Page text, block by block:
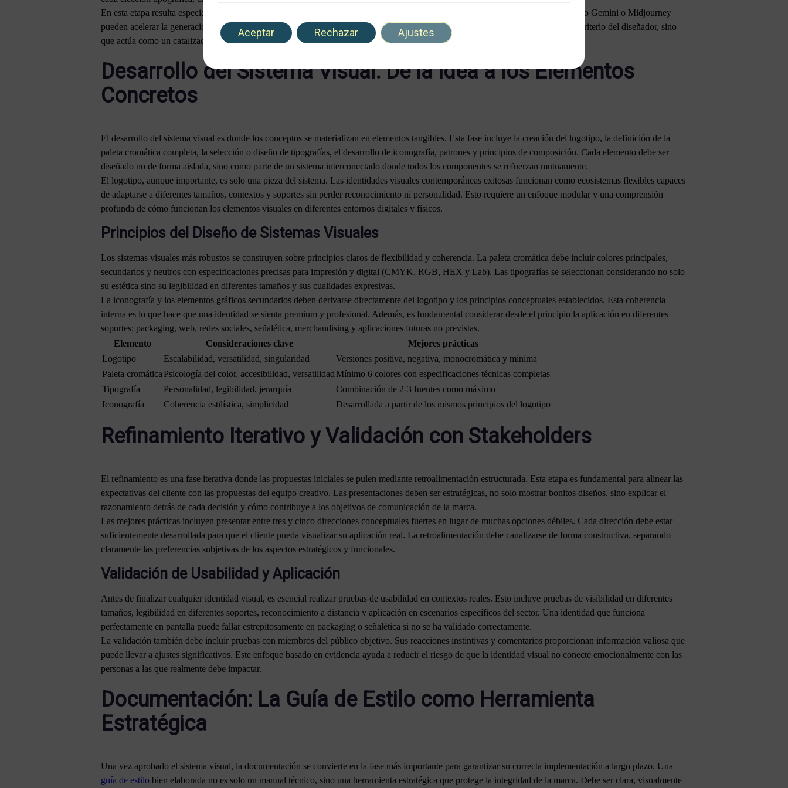
En esta etapa resulta especialmente valioso trabajar con herramientas de inteligencia artificial de forma estratégica. Plataformas como Gemini o Midjourney
pueden acelerar la generación de ideas visuales, pero siempre bajo una dirección conceptual humana clara. La IA no reemplaza el criterio del diseñador, sino
que actúa como un catalizador creativo que permite explorar múltiples direcciones en poco tiempo.
Desarrollo del Sistema Visual: De la Idea a los Elementos
Concretos
El desarrollo del sistema visual es donde los conceptos se materializan en elementos tangibles. Esta fase incluye la creación del logotipo, la definición de la
paleta cromática completa, la selección o diseño de tipografías, el desarrollo de iconografía, patrones y principios de composición. Cada elemento debe ser
diseñado no de forma aislada, sino como parte de un sistema interconectado donde todos los componentes se refuerzan mutuamente.
El logotipo, aunque importante, es solo una pieza del sistema. Las identidades visuales contemporáneas exitosas funcionan como ecosistemas flexibles capaces
de adaptarse a diferentes tamaños, contextos y soportes sin perder reconocimiento ni personalidad. Esto requiere un enfoque modular y una comprensión
profunda de cómo funcionan los elementos visuales en diferentes entornos digitales y físicos.
Principios del Diseño de Sistemas Visuales
Los sistemas visuales más robustos se construyen sobre principios claros de flexibilidad y coherencia. La paleta cromática debe incluir colores principales,
secundarios y neutros con especificaciones precisas para impresión y digital (CMYK, RGB, HEX y Lab). Las tipografías se seleccionan considerando no solo
su estética sino su legibilidad en diferentes tamaños y sus cualidades expresivas.
La iconografía y los elementos gráficos secundarios deben derivarse directamente del logotipo y los principios conceptuales establecidos. Esta coherencia
interna es lo que hace que una identidad se sienta premium y profesional. Además, es fundamental considerar desde el principio la aplicación en diferentes
soportes: packaging, web, redes sociales, señalética, merchandising y aplicaciones futuras no previstas.
Elemento
Consideraciones clave
Mejores prácticas
Logotipo
Escalabilidad, versatilidad, singularidad
Versiones positiva, negativa, monocromática y mínima
Paleta cromática Psicología del color, accesibilidad, versatilidad Mínimo 6 colores con especificaciones técnicas completas
Tipografía
Personalidad, legibilidad, jerarquía
Combinación de 2-3 fuentes como máximo
Iconografía
Coherencia estilística, simplicidad Desarrollada a partir de los mismos principios del logotipo
Refinamiento Iterativo y Validación con Stakeholders
El refinamiento es una fase iterativa donde las propuestas iniciales se pulen mediante retroalimentación estructurada. Esta etapa es fundamental para alinear las
expectativas del cliente con las propuestas del equipo creativo. Las presentaciones deben ser estratégicas, no solo mostrar bonitos diseños, sino explicar el
razonamiento detrás de cada decisión y cómo contribuye a los objetivos de comunicación de la marca.
Las mejores prácticas incluyen presentar entre tres y cinco direcciones conceptuales fuertes en lugar de muchas opciones débiles. Cada dirección debe estar
suficientemente desarrollada para que el cliente pueda visualizar su aplicación real. La retroalimentación debe canalizarse de forma constructiva, separando
claramente las preferencias subjetivas de los aspectos estratégicos y funcionales.
Validación de Usabilidad y Aplicación
Antes de finalizar cualquier identidad visual, es esencial realizar pruebas de usabilidad en contextos reales. Esto incluye pruebas de visibilidad en diferentes
tamaños, legibilidad en diferentes soportes, reconocimiento a distancia y aplicación en escenarios específicos del sector. Una identidad que funciona
perfectamente en pantalla puede fallar estrepitosamente en packaging o señalética si no se ha validado correctamente.
La validación también debe incluir pruebas con miembros del público objetivo. Sus reacciones instintivas y comentarios proporcionan información valiosa que
puede llevar a ajustes significativos. Este enfoque basado en evidencia ayuda a reducir el riesgo de que la identidad visual no conecte emocionalmente con las
personas a las que realmente debe impactar.
Documentación: La Guía de Estilo como Herramienta
Estratégica
Una vez aprobado el sistema visual, la documentación se convierte en la fase más importante para garantizar su correcta implementación a largo plazo. Una
guía de estilo bien elaborada no es solo un manual técnico, sino una herramienta estratégica que protege la integridad de la marca. Debe ser clara, visualmente
Aceptar Rechazar Ajustes